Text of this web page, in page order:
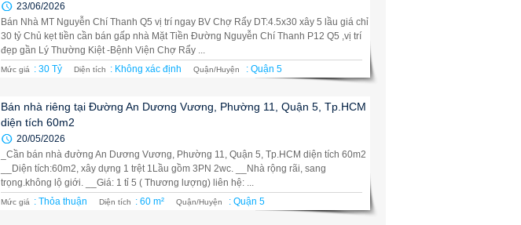
23/06/2026
Bán Nhà MT Nguyễn Chí Thanh Q5 vị trí ngay BV Chợ Rẩy DT:4.5x30 xây 5 lầu giá chỉ
30 tỷ Chủ kẹt tiền cần bán gấp nhà Mặt Tiền Đường Nguyễn Chí Thanh P12 Q5 ,vị trí
đẹp gần Lý Thường Kiệt -Bệnh Viện Chợ Rẩy ...
Mức giá : 30 Tỷ Diện tích : Không xác định Quận/Huyện : Quận 5
Bán nhà riêng tại Đường An Dương Vương, Phường 11, Quận 5, Tp.HCM
diện tích 60m2
20/05/2026
_Cần bán nhà đường An Dương Vương, Phường 11, Quận 5, Tp.HCM diện tích 60m2
__Diện tích:60m2, xây dựng 1 trệt 1Lầu gồm 3PN 2wc. __Nhà rộng rãi, sang
trọng.không lộ giới. __Giá: 1 tỉ 5 ( Thương lượng) liên hệ: ...
Mức giá : Thỏa thuận Diện tích : 60 m² Quận/Huyện : Quận 5